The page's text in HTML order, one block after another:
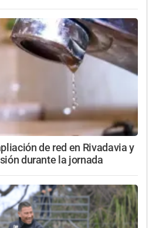
de red en Rivadavia y
durante la jornada